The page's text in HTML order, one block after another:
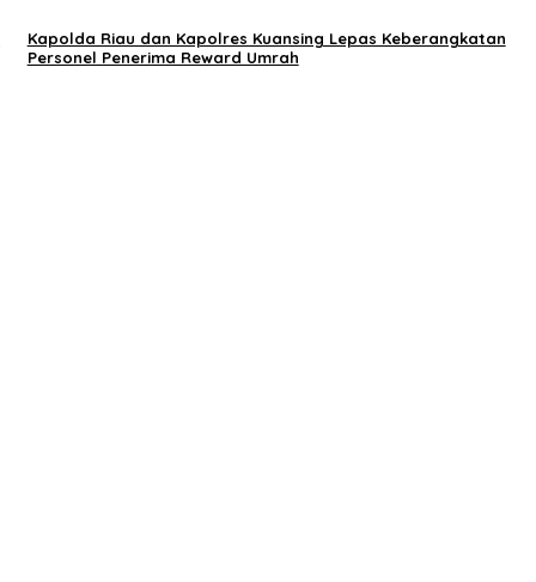
Kapolda Riau dan Kapolres Kuansing Lepas Keberangkatan
Personel Penerima Reward Umrah